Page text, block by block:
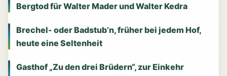
Bergtod für Walter Mader und Walter Kedra
Brechel- oder Badstub’n, früher bei jedem Hof,
heute eine Seltenheit
Gasthof „Zu den drei Brüdern“, zur Einkehr